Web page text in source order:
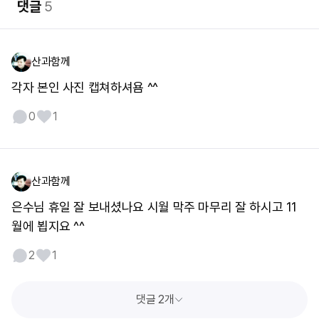
댓글5
산과함께
각자 본인 사진 캡쳐하셔욤 ^^
0 1
산과함께
은수님 휴일 잘 보내셨나요 시월 막주 마무리 잘 하시고 11
월에 뵙지요 ^^
2 1
댓글 2개